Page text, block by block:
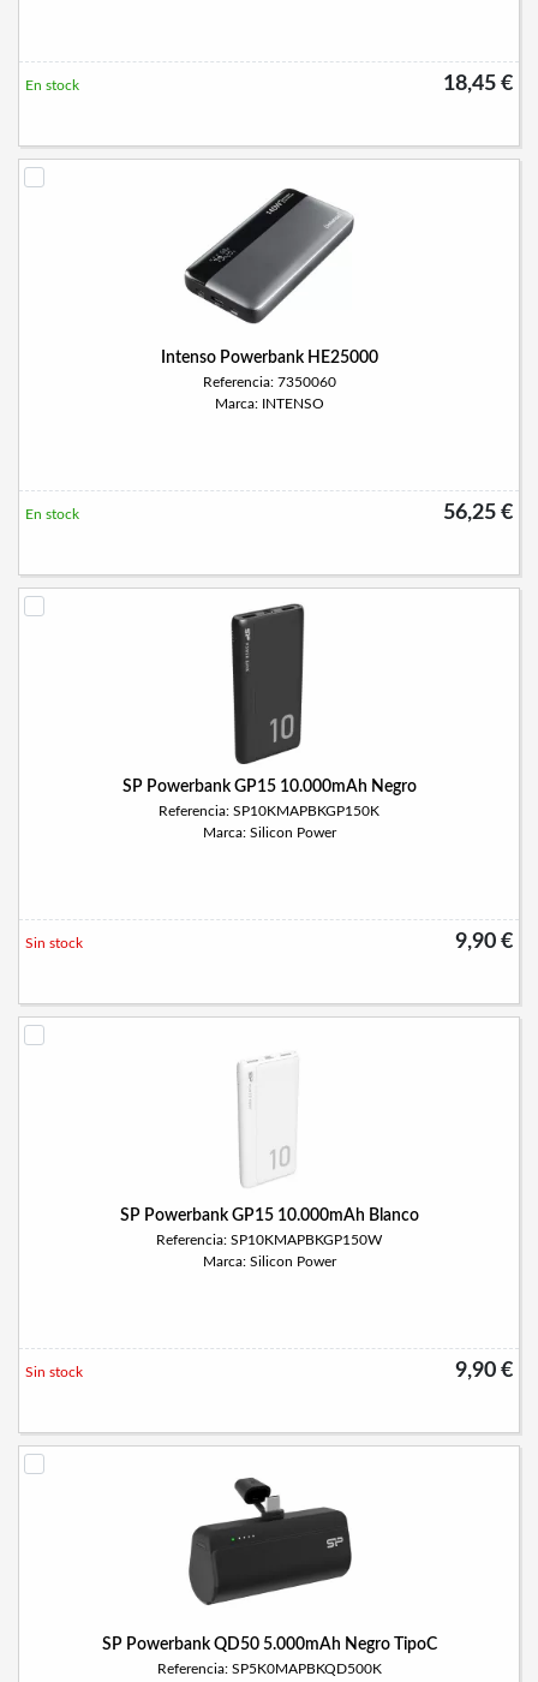
18,45 €
En stock
Intenso Powerbank HE25000
Referencia: 7350060
Marca: INTENSO
56,25 €
En stock
SP Powerbank GP15 10.000mAh Negro
Referencia: SP10KMAPBKGP150K
Marca: Silicon Power
9,90 €
Sin stock
SP Powerbank GP15 10.000mAh Blanco
Referencia: SP10KMAPBKGP150W
Marca: Silicon Power
9,90 €
Sin stock
SP Powerbank QD50 5.000mAh Negro TipoC
Referencia: SP5K0MAPBKQD500K